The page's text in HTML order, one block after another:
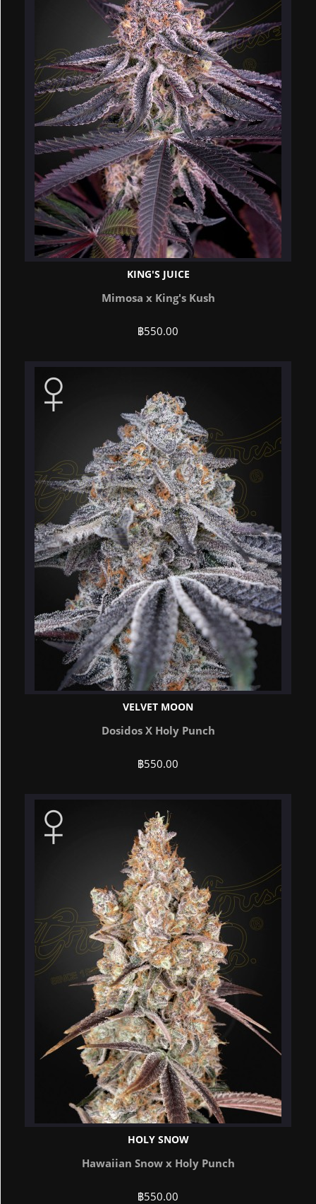
KING'S JUICE
Mimosa x King's Kush
฿550.00
VELVET MOON
Dosidos X Holy Punch
฿550.00
HOLY SNOW
Hawaiian Snow x Holy Punch
฿550.00